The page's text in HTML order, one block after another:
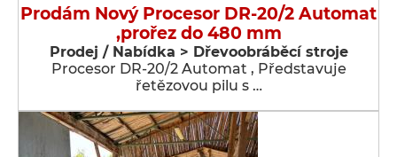
Prodám Nový Procesor DR-20/2 Automat
,prořez do 480 mm
Prodej / Nabídka > Dřevoobráběcí stroje
Procesor DR-20/2 Automat , Představuje
řetězovou pilu s …